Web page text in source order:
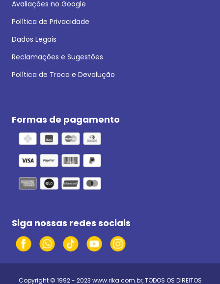
Avaliações no Google
Política de Privacidade
Dados Legais
Reclamações e Sugestões
Política de Troca e Devolução
Formas de pagamento
Siga nossas redes sociais
Copyright © 1992 - 2023 www.rika.com.br, TODOS OS DIREITOS